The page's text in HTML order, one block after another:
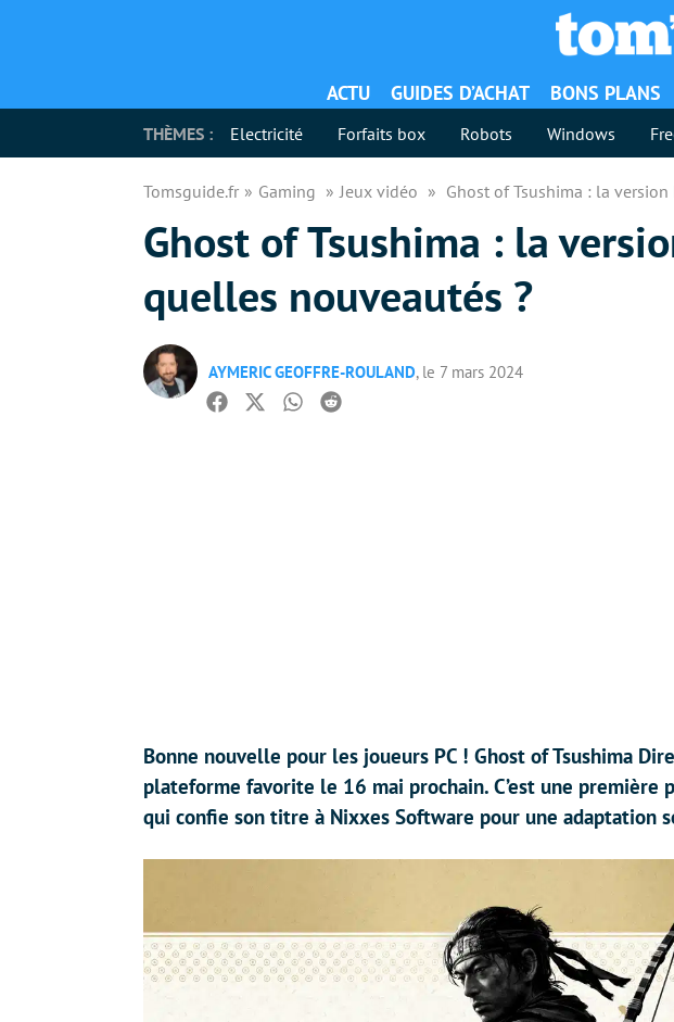
ACTU GUIDES D’ACHAT BONS PLANS
THÈMES : Electricité Forfaits box Robots Windows
Tomsguide.fr Gaming Jeux vidéo Ghost of Tsushima : la
Ghost of Tsushima : la
quelles nouveautés ?
AYMERIC GEOFFRE-ROULAND, le 7 mars 2024
Facebook
TwitterWhatsapp
Reddit
Bonne nouvelle pour les joueurs PC ! Ghost of Tsushima
plateforme favorite le 16 mai prochain. C’est une première
qui confie son titre à Nixxes Software pour une adaptation